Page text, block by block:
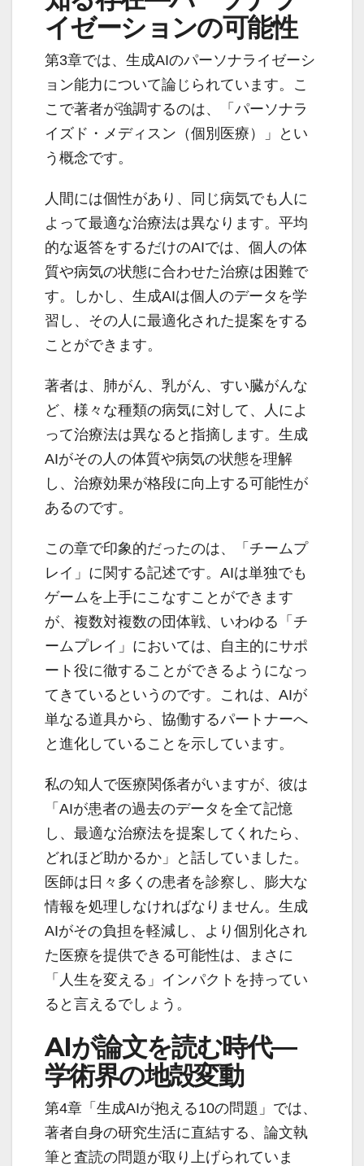
イゼーションの可能性
第3章では、生成AIのパーソナライゼーシ
ョン能力について論じられています。こ
こで著者が強調するのは、「パーソナラ
イズド・メディスン（個別医療）」とい
う概念です。
人間には個性があり、同じ病気でも人に
よって最適な治療法は異なります。平均
的な返答をするだけのAIでは、個人の体
質や病気の状態に合わせた治療は困難で
す。しかし、生成AIは個人のデータを学
習し、その人に最適化された提案をする
ことができます。
著者は、肺がん、乳がん、すい臓がんな
ど、様々な種類の病気に対して、人によ
って治療法は異なると指摘します。生成
AIがその人の体質や病気の状態を理解
し、治療効果が格段に向上する可能性が
あるのです。
この章で印象的だったのは、「チームプ
レイ」に関する記述です。AIは単独でも
ゲームを上手にこなすことができます
が、複数対複数の団体戦、いわゆる「チ
ームプレイ」においては、自主的にサポ
ート役に徹することができるようになっ
てきているというのです。これは、AIが
単なる道具から、協働するパートナーへ
と進化していることを示しています。
私の知人で医療関係者がいますが、彼は
「AIが患者の過去のデータを全て記憶
し、最適な治療法を提案してくれたら、
どれほど助かるか」と話していました。
医師は日々多くの患者を診察し、膨大な
情報を処理しなければなりません。生成
AIがその負担を軽減し、より個別化され
た医療を提供できる可能性は、まさに
「人生を変える」インパクトを持ってい
ると言えるでしょう。
AIが論文を読む時代—
学術界の地殻変動
第4章「生成AIが抱える10の問題」では、
著者自身の研究生活に直結する、論文執
筆と査読の問題が取り上げられていま